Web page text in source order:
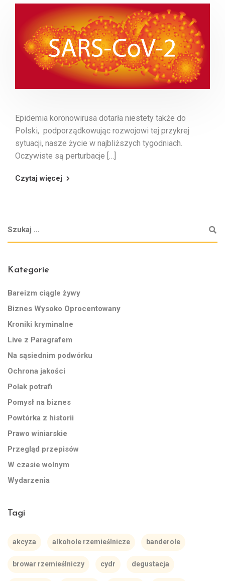
Epidemia koronowirusa dotarła niestety także do
Polski, podporządkowując rozwojowi tej przykrej
sytuacji, nasze życie w najbliższych tygodniach.
Oczywiste są perturbacje […]
Czytaj więcej
Kategorie
Bareizm ciągle żywy
Biznes Wysoko Oprocentowany
Kroniki kryminalne
Live z Paragrafem
Na sąsiednim podwórku
Ochrona jakości
Polak potrafi
Pomysł na biznes
Powtórka z historii
Prawo winiarskie
Przegląd przepisów
W czasie wolnym
Wydarzenia
Tagi
akcyza alkohole rzemieślnicze banderole
browar rzemieślniczy cydr degustacja